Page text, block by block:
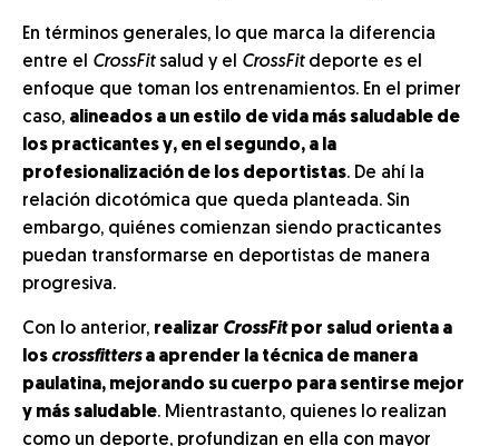
En términos generales, lo que marca la diferencia
entre el CrossFitsalud y el CrossFitdeporte es el
enfoque que toman los entrenamientos. En el primer
caso, alineados a un estilo de vida más saludable de
los practicantes y, en el segundo, a la
profesionalización de los deportistas. De ahí la
relación dicotómica que queda planteada. Sin
embargo, quiénes comienzan siendo practicantes
puedan transformarse en deportistas de manera
progresiva.
Con lo anterior, realizar CrossFitpor salud orienta a
los crossfittersa aprender la técnica de manera
paulatina, mejorando su cuerpo para sentirse mejor
y más saludable. Mientrastanto, quienes lo realizan
como un deporte, profundizan en ella con mayor